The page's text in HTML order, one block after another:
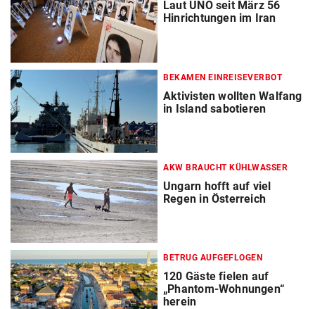
Laut UNO seit März 56
Hinrichtungen im Iran
BEKAMEN EINREISEVERBOT
Aktivisten wollten Walfang
in Island sabotieren
AKW BRAUCHT KÜHLWASSER
Ungarn hofft auf viel
Regen in Österreich
BETRUG AUFGEFLOGEN
120 Gäste fielen auf
„Phantom-Wohnungen“
herein